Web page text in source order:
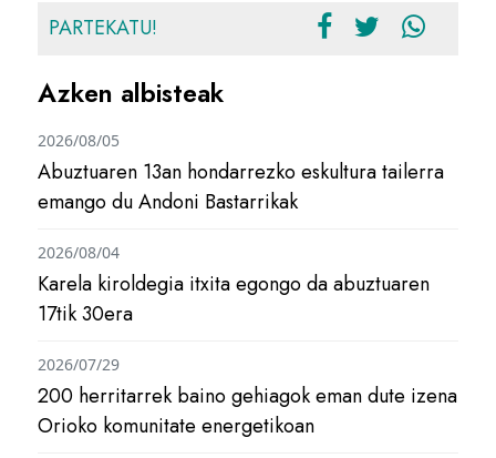
PARTEKATU!
Azken albisteak
Abuztuaren 13an hondarrezko eskultura tailerra
emango du Andoni Bastarrikak
2026/08/05
Karela kiroldegia itxita egongo da abuztuaren
17tik 30era
2026/08/04
200 herritarrek baino gehiagok eman dute izena
Orioko komunitate energetikoan
2026/07/29